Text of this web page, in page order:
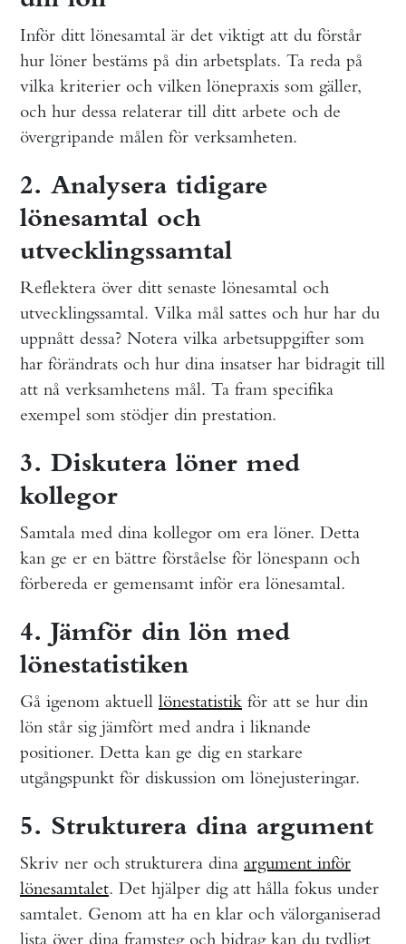
Inför ditt lönesamtal är det viktigt att du förstår
hur löner bestäms på din arbetsplats. Ta reda på
vilka kriterier och vilken lönepraxis som gäller,
och hur dessa relaterar till ditt arbete och de
övergripande målen för verksamheten.
2. Analysera tidigare
lönesamtal och
utvecklingssamtal
Reflektera över ditt senaste lönesamtal och
utvecklingssamtal. Vilka mål sattes och hur har du
uppnått dessa? Notera vilka arbetsuppgifter som
har förändrats och hur dina insatser har bidragit till
att nå verksamhetens mål. Ta fram specifika
exempel som stödjer din prestation.
3. Diskutera löner med
kollegor
Samtala med dina kollegor om era löner. Detta
kan ge er en bättre förståelse för lönespann och
förbereda er gemensamt inför era lönesamtal.
4. Jämför din lön med
lönestatistiken
Gå igenom aktuell lönestatistik för att se hur din
lön står sig jämfört med andra i liknande
positioner. Detta kan ge dig en starkare
utgångspunkt för diskussion om lönejusteringar.
5. Strukturera dina argument
Skriv ner och strukturera dina argument inför
lönesamtalet. Det hjälper dig att hålla fokus under
samtalet. Genom att ha en klar och välorganiserad
lista över dina framsteg och bidrag kan du tydligt